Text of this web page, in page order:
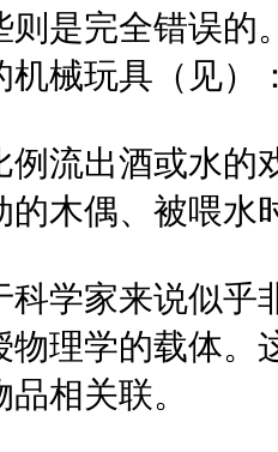
则是完全错误的
机械玩具（见）
例流出酒或水的
的木偶、被喂
科学家来说似乎
物理学的载体。
相关联。